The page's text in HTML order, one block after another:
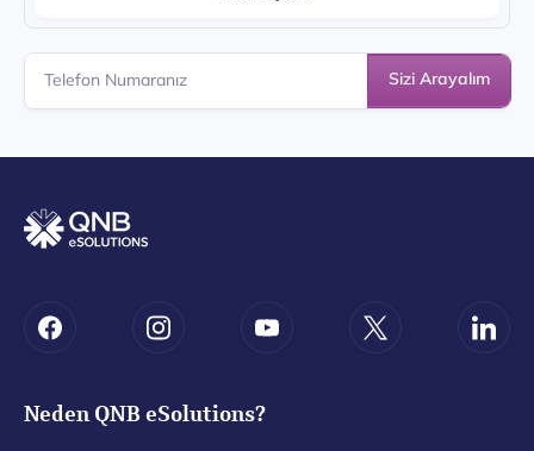
Sizi Arayalım
Neden QNB eSolutions?